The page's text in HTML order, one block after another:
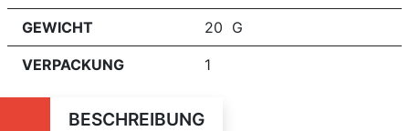
GEWICHT 20 G
VERPACKUNG 1
BESCHREIBUNG